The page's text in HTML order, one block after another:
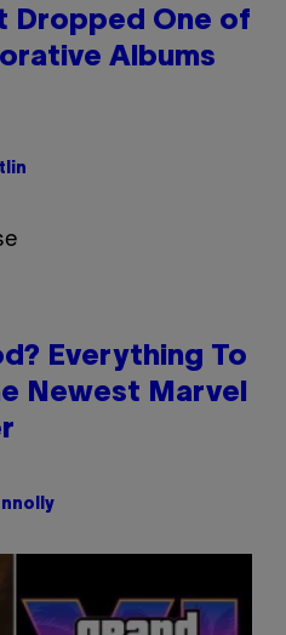
Dropped One of
Albums
Everything To
Newest Marvel